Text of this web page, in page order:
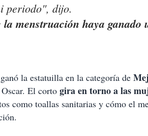
periodo", dijo.
menstruación haya ganado
la estatuilla en la categoría de
El corto gira en torno a las
como toallas sanitarias y cómo el